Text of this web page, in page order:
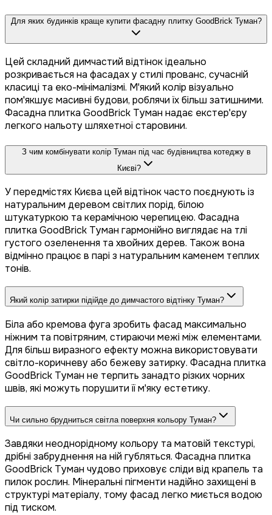
Для яких будинків краще купити фасадну плитку GoodBrick Туман?
Цей складний димчастий відтінок ідеально
розкривається на фасадах у стилі прованс, сучасній
класиці та еко-мінімалізмі. М'який колір візуально
пом'якшує масивні будови, роблячи їх більш затишними.
Фасадна плитка GoodBrick Туман надає екстер'єру
легкого нальоту шляхетної старовини.
З чим комбінувати колір Туман під час будівництва котеджу в
Києві?
У передмістях Києва цей відтінок часто поєднують із
натуральним деревом світлих порід, білою
штукатуркою та керамічною черепицею. Фасадна
плитка GoodBrick Туман гармонійно виглядає на тлі
густого озеленення та хвойних дерев. Також вона
відмінно працює в парі з натуральним каменем теплих
тонів.
Який колір затирки підійде до димчастого відтінку Туман?
Біла або кремова фуга зробить фасад максимально
ніжним та повітряним, стираючи межі між елементами.
Для більш виразного ефекту можна використовувати
світло-коричневу або бежеву затирку. Фасадна плитка
GoodBrick Туман не терпить занадто різких чорних
швів, які можуть порушити її м'яку естетику.
Чи сильно брудниться світла поверхня кольору Туман?
Завдяки неоднорідному кольору та матовій текстурі,
дрібні забруднення на ній губляться. Фасадна плитка
GoodBrick Туман чудово приховує сліди від крапель та
пилок рослин. Мінеральні пігменти надійно захищені в
структурі матеріалу, тому фасад легко миється водою
під тиском.